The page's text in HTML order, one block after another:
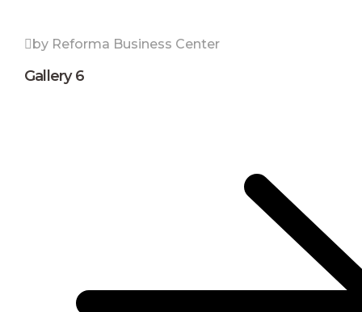
by Reforma Business Center
Gallery 6